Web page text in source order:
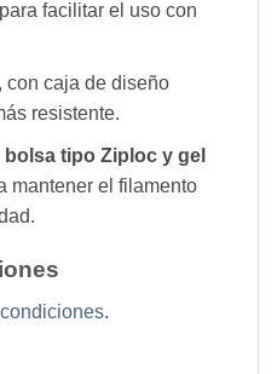
facilitar el uso con
con caja de diseño
resistente.
tipo Ziploc y gel
mantener el filamento
.